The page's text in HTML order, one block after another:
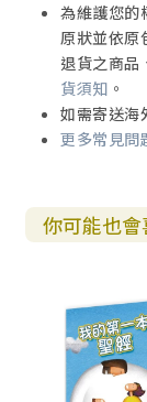
為維護您的
原狀並依原
退貨之商品
貨須知 。
如需寄送海
更多常見問
你可能也會